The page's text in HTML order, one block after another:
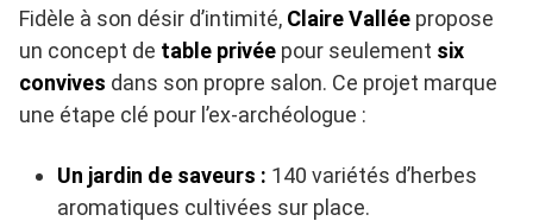
Fidèle à son désir d’intimité, Claire Vallée propose
un concept de table privée pour seulement six
convives dans son propre salon. Ce projet marque
une étape clé pour l’ex-archéologue :
Un jardin de saveurs : 140 variétés d’herbes
aromatiques cultivées sur place.